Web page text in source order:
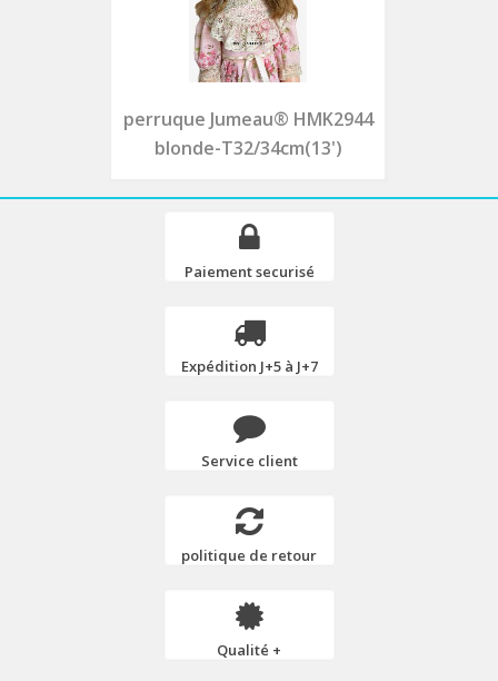
perruque Jumeau® HMK2944
blonde-T32/34cm(13')
Paiement securisé
Expédition J+5 à J+7
Service client
politique de retour
Qualité +